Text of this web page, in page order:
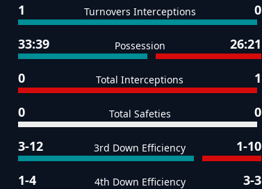
1 Turnovers Interceptions 0
33:39 Possession 26:21
0 Total Interceptions 1
0 Total Safeties 0
3-12 3rd Down Efficiency 1-10
1-4 4th Down Efficiency 3-3